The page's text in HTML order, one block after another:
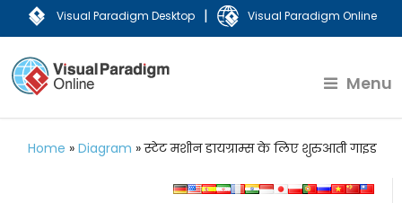
Visual Paradigm Desktop | Visual Paradigm Online
Menu
Home »Diagram »स्टेट मशीन डायग्राम्स के लिए शुरुआती गाइड